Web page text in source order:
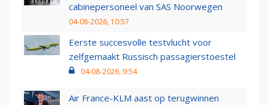
cabinepersoneel van SAS Noorwegen
04-08-2026, 10:57
Eerste succesvolle testvlucht voor
zelfgemaakt Russisch passagierstoestel
04-08-2026, 9:54
Air France-KLM aast op terugwinnen